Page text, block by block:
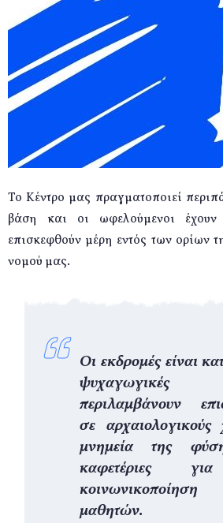
Το Κέντρο μας πραγματοποιεί
βάση και οι ωφελούμενοι
επισκεφθούν μέρη εντός των ορίων
νομού μας.
Οι εκδρομές είναι
περιλαμβάνουν
σε αρχαιολογικούς
μνημεία της
καφετέριες
μαθητών.